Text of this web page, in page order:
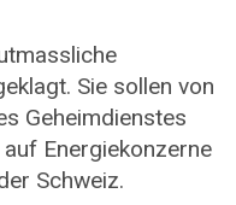
Sie sollen von
Geheimdienstes
Energiekonzerne
Schweiz.